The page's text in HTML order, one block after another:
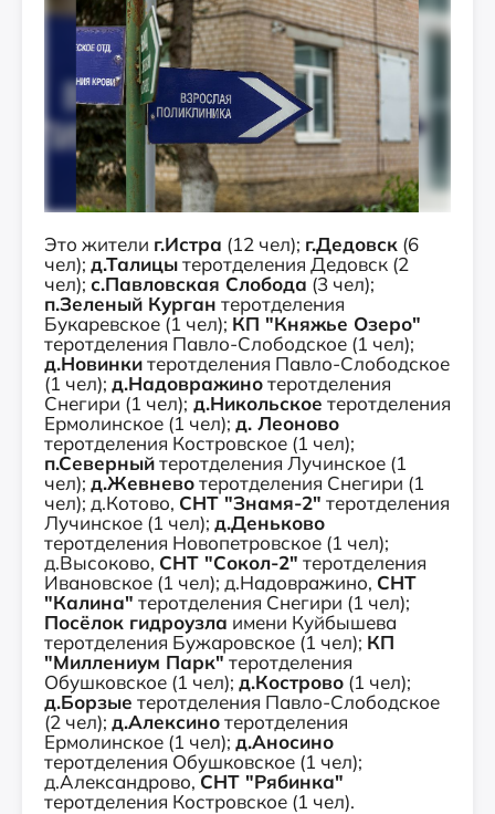
Это жители г.Истра (12 чел); г.Дедовск (6
чел); д.Талицытеротделения Дедовск (2
чел); с.Павловская Слобода (3 чел);
п.Зеленый Курган теротделения
Букаревское (1 чел); КП "Княжье Озеро"
теротделения Павло-Слободское (1 чел);
д.Новинкитеротделения Павло-Слободское
(1 чел); д.Надовражинотеротделения
Снегири (1 чел); д.Никольское теротделения
Ермолинское (1 чел); д. Леоново
теротделения Костровское (1 чел);
п.Северныйтеротделения Лучинское (1
чел); д.Жевневотеротделения Снегири (1
чел); д.Котово, СНТ "Знамя-2" теротделения
Лучинское (1 чел); д.Деньково
теротделения Новопетровское (1 чел);
д.Высоково, СНТ "Сокол-2" теротделения
Ивановское (1 чел); д.Надовражино, СНТ
"Калина" теротделения Снегири (1 чел);
Посёлок гидроузла имени Куйбышева
теротделения Бужаровское (1 чел); КП
"Миллениум Парк" теротделения
Обушковское (1 чел); д.Кострово (1 чел);
д.Борзые теротделения Павло-Слободское
(2 чел); д.Алексинотеротделения
Ермолинское (1 чел); д.Аносино
теротделения Обушковское (1 чел);
д.Александрово, СНТ "Рябинка"
теротделения Костровское (1 чел).